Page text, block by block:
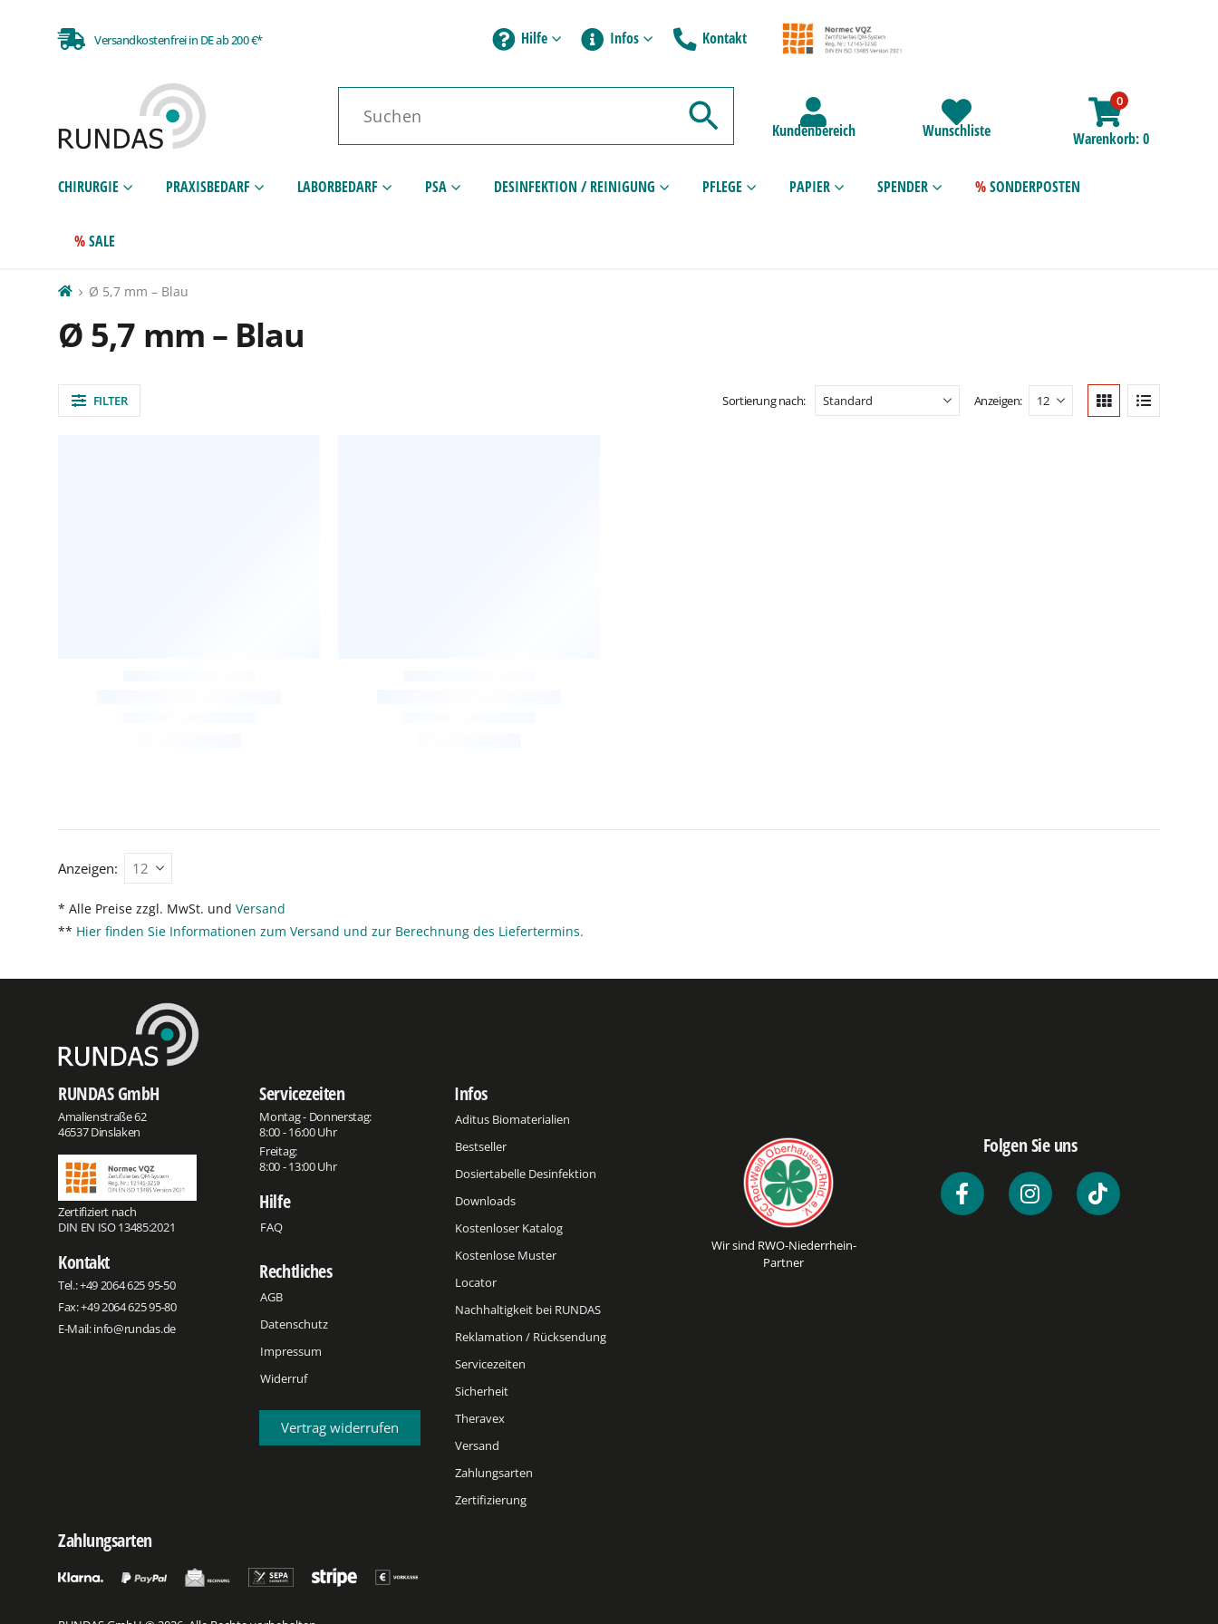
Versandkostenfrei in DE ab 200 €* Hilfe Infos Kontakt
Kundenbereich Wunschliste
0
Warenkorb 0
CHIRURGIE PRAXISBEDARF LABORBEDARF PSA DESINFEKTION / REINIGUNG PFLEGE PAPIER SPENDER SONDERPOSTEN
SALE
Ø 5,7 mm – Blau
Ø 5,7 mm – Blau
FILTER Sortierung nach: Anzeigen:
Anzeigen:
* Alle Preise zzgl. MwSt. und Versand
** Hier finden Sie Informationen zum Versand und zur Berechnung des Liefertermins.
RUNDAS GmbH
Amalienstraße 62
46537 Dinslaken
Zertifiziert nach
DIN EN ISO 13485:2021
Kontakt
Tel.:+49 2064 625 95-50
Fax: +49 2064 625 95-80
E-Mail:info@rundas.de
Servicezeiten
Montag - Donnerstag:
8:00 - 16:00 Uhr
Freitag:
8:00 - 13:00 Uhr
Hilfe
FAQ
Rechtliches
AGB
Datenschutz
Impressum
Widerruf
Vertrag widerrufen
Infos
Aditus Biomaterialien
Bestseller
Dosiertabelle Desinfektion
Downloads
Kostenloser Katalog
Kostenlose Muster
Locator
Nachhaltigkeit bei RUNDAS
Reklamation / Rücksendung
Servicezeiten
Sicherheit
Theravex
Versand
Zahlungsarten
Zertifizierung
Wir sind RWO-Niederrhein-
Partner
Folgen Sie uns
Zahlungsarten